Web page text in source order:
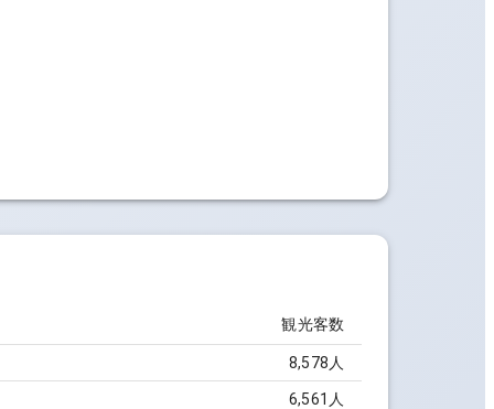
観光客数
8,578 人
6,561 人